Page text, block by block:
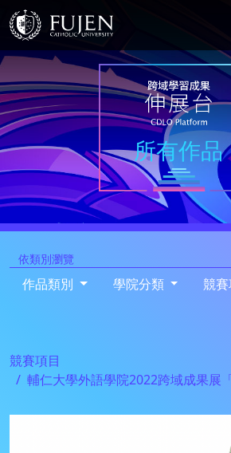
所有作品
依類別瀏覽
作品類別 學院分類 競賽
競賽項目
輔仁大學外語學院2022跨域成果展